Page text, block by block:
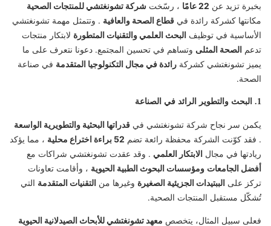
بخبرة تزيد عن 22 عامًا ، رسّخت شركة تشونغتشي للمنتجات الصحية
مكانتها كشركة رائدة في قطاع الصحة والعافية . وتتمثل مهمة تشونغتشي
الأساسية في توظيف البحث العلمي والتقنيات المتطورة لابتكار منتجات
تدعم الصحة المثلى وتساهم في تحسين المجتمع. دعونا نتعرف على ما
يميز تشونغتشي كشركة رائدة في مجال التكنولوجيا المتقدمة في صناعة
الصحة.
1. البحث والتطوير الرائد في الصناعة
يكمن سر نجاح شركة تشونغتشي في قدراتها البحثية والتطويرية الواسعة
. فقد كوّنت الشركة محفظة رائعة تضم 52 براءة اختراع محلية
، مما يؤكد
ريادتها في مجال الابتكار العلمي . وقد عقدت تشونغتشي شراكات مع
أفضل الجامعات ومؤسسات البحوث الطبية الحيوية ، وأقامت تعاونات
تركز على الببتيدات الجزيئية الصغيرة وغيرها من التقنيات المتقدمة التي
تُشكّل مستقبل المنتجات الصحية.
فعلى سبيل المثال، يتخصص معهد تشونغتشي للأبحاث الصيدلانية الحيوية